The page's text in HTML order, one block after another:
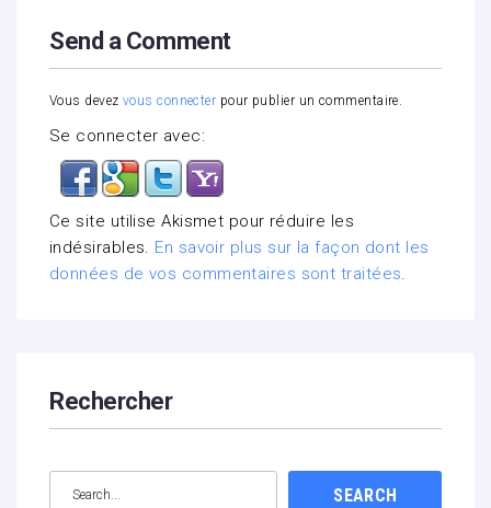
Send a Comment
Vous devez vous connecter pour publier un commentaire.
Se connecter avec:
Ce site utilise Akismet pour réduire les
indésirables. En savoir plus sur la façon dont les
données de vos commentaires sont traitées.
Rechercher
SEARCH